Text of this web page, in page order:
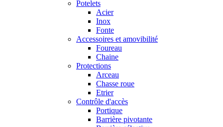
Potelets
Acier
Inox
Fonte
Accessoires et amovibilité
Foureau
Chaine
Protections
Arceau
Chasse roue
Etrier
Contrôle d'accès
Portique
Barrière pivotante